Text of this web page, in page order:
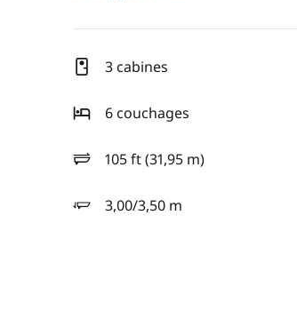
3 cabines
6 couchages
105 ft (31,95 m)
longueur
3,00/3,50 m
tirant d'eau